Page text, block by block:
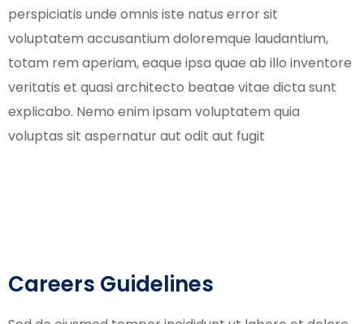
perspiciatis unde omnis iste natus error sit
voluptatem accusantium doloremque laudantium,
totam rem aperiam, eaque ipsa quae ab illo inventore
veritatis et quasi architecto beatae vitae dicta sunt
explicabo. Nemo enim ipsam voluptatem quia
voluptas sit aspernatur aut odit aut fugit
Careers Guidelines